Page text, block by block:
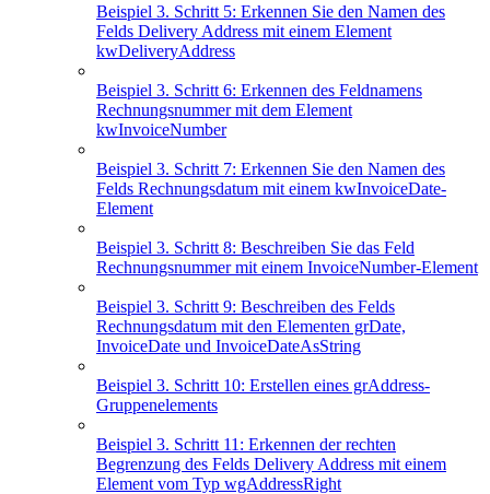
Beispiel 3. Schritt 5: Erkennen Sie den Namen des
Felds Delivery Address mit einem Element
kwDeliveryAddress
Beispiel 3. Schritt 6: Erkennen des Feldnamens
Rechnungsnummer mit dem Element
kwInvoiceNumber
Beispiel 3. Schritt 7: Erkennen Sie den Namen des
Felds Rechnungsdatum mit einem kwInvoiceDate-
Element
Beispiel 3. Schritt 8: Beschreiben Sie das Feld
Rechnungsnummer mit einem InvoiceNumber-Element
Beispiel 3. Schritt 9: Beschreiben des Felds
Rechnungsdatum mit den Elementen grDate,
InvoiceDate und InvoiceDateAsString
Beispiel 3. Schritt 10: Erstellen eines grAddress-
Gruppenelements
Beispiel 3. Schritt 11: Erkennen der rechten
Begrenzung des Felds Delivery Address mit einem
Element vom Typ wgAddressRight